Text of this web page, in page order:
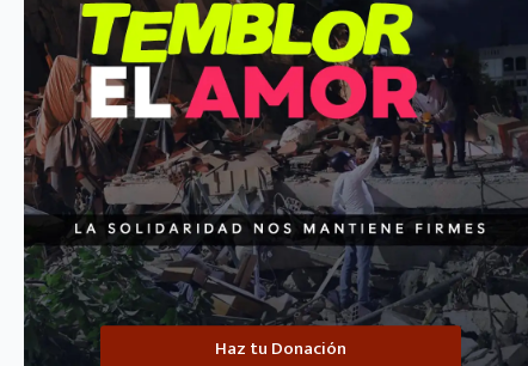
Haz tu Donación
Terminos de Referencias
Términos de Referencia – Atención Integral
Nutricional (Encargado SAMAN)